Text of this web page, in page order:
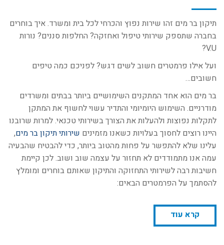
תיקון בר מים זהו שירות נפוץ והכרחי לכל בית ומשרד. איך בוחרים
בחברה שתספק שירותי טיפול ואחזקה? החלפות סננים? נורות
V.U?
ועל אילו פרמטרים חשוב לשים דגש? לפניכם כמה טיפים
חשובים…
בר מים הוא אחד המתקנים השימושיים ביותר בבתים ומשרדים
מודרניים. השימוש היומיומי והתדיר עשוי לחשוף את המתקן
לתקלות נפוצות ולהעלות את הצורך בשירותי טכנאי. למרות שרובנו
היינו רוצים לחסוך בעלויות כשאנו מזמינים שירותי תיקון בר מים,
עלינו שלא להתפשר על פחות מהטוב ביותר, כדי להבטיח שהבעיה
עמה אנו מתמודדים לא תחזור על עצמה שוב ושוב. לכן קיימת
חשיבות רבה לשירותי התחזוקה והתיקון שאותם בוחרים ומומלץ
להסתמך על הפרמטרים הבאים:
קרא עוד